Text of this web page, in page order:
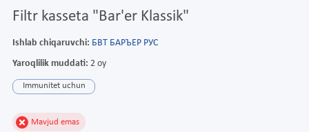
Filtr kasseta "Bar'er Klassik"
Ishlab chiqaruvchi: БВТ БАРЪЕР РУС
Yaroqlilik muddati: 2 oy
Immunitet uchun
Mavjud emas